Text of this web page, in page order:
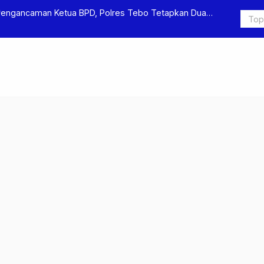
Ketua BPD, Polres Tebo Tetapkan Dua
Polres